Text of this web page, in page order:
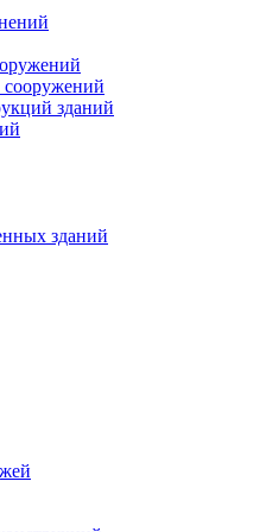
сооружений
зданий
зданий